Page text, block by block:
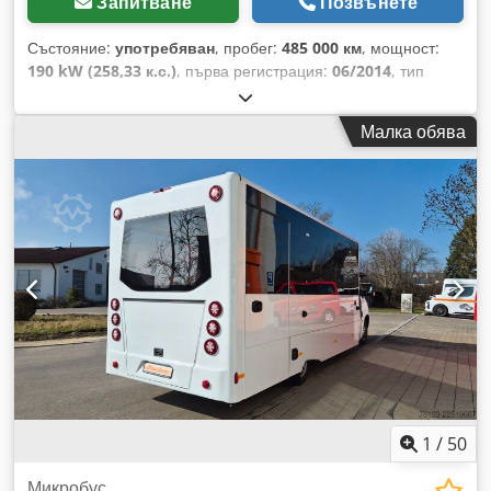
тахографа - Слънцезащитен козир - Електрически огледала
- Покривни люкове - Покривни вентилатори - Покривен
отвор - - Други: - - Немски регистрационен талон - Двойни
гуми Размери на превозното средство: Дължина 11,95 м;
Ширина 2,55 м; Височина 3,1 м Гуми: Предни
приблизително 60%; Задни приблизително 30% - - Нашият
вътрешен номер на превозното средство: 12574 - -
Запазваме си правото на грешки. Снимките и текстът могат
да се различават от реалното превозно средство.
Постоянно предлагаме над 300 превозни средства. =
Допълнителна информация = Обем на двигателя: 11 970
куб. см Марка на двигателя: Mercedes Benz
Състояние: употребяван, пробег: 485 000 км, мощност:
190 kW (258,33 к.с.), първа регистрация: 06/2014, тип
23, тип на предаване:
автоматичен, клас емисии:Евро 6, цвят:червен, Година
ABS, електронна
програма за стабилност (ESP), климатик, Mercedes-Benz
Sprinter 519 4x4 23 места Mercus има над 15 години опит
в производството на автобуси и е най-големият
производител в Полша. Dkodjzp A U Hopfx Ag Djr
Предлагаме широка гама от готови за използване превозни
средства, включително над 100 нови автобуса в нашия
автопарк. Осигуряваме цялата необходима документация
за регистрация на автобуса във вашата страна. ДАНЪК ЗА
ЕКСПОРТ: 0% За контакти: Марчин Опон (говори английски,
полски и руски) /
Малка обява
1 / 50